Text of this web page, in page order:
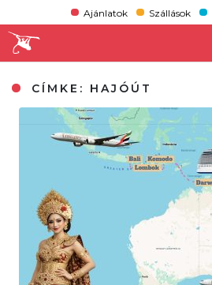
Ajánlatok Szállások
CÍMKE: HAJÓÚT